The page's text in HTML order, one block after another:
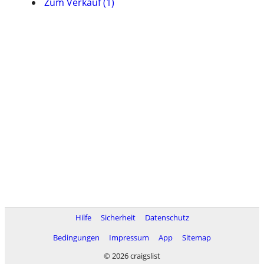
Hilfe Sicherheit
Datenschutz
Bedingungen
Impressum App
Sitemap
© 2026 craigslist